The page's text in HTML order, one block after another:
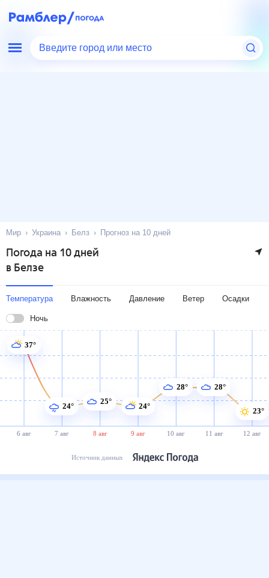
Введите город или место
Мир Украина Белз Прогноз на 10 дней
Погода на 10 дней
в Белзе
Температура Влажность Давление Ветер Осадки
Ночь
6 авг 7 авг 8 авг 9 авг 10 авг 11 авг 12 авг
37°
24° 25° 24°
28° 28°
23°
Источник данных